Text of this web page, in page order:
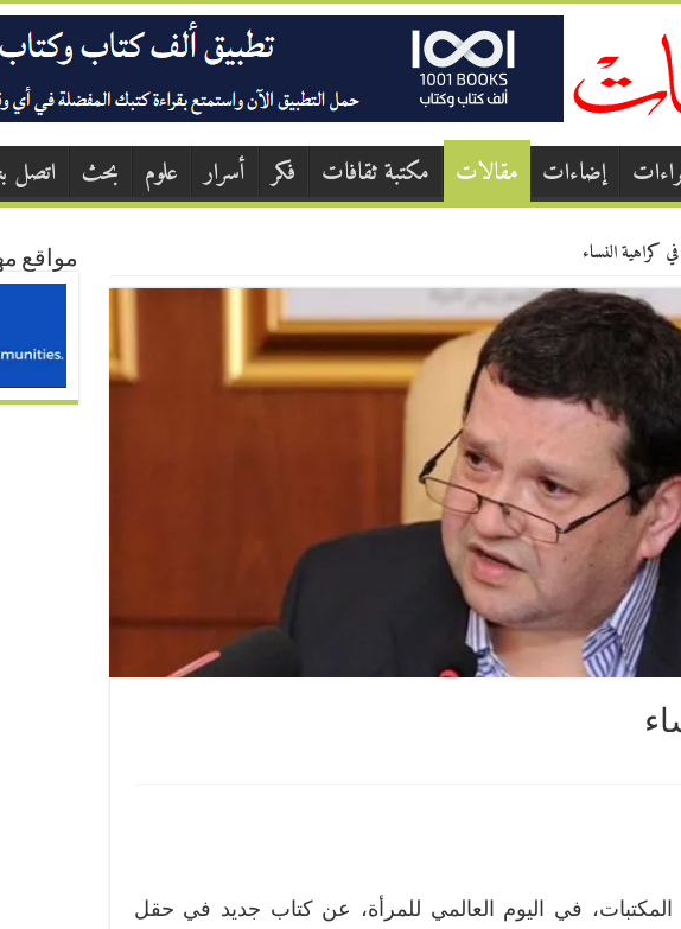
إضاءات مقالات مكتبة ثقافات فكر أسرار علوم بحث اتصل
في كراهية النساء
في اليوم العالمي للمرأة، عن كتاب جديد في حقل
مواقع